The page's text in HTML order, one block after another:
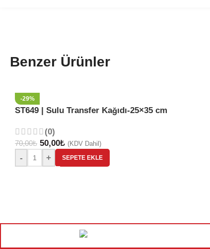
Benzer Ürünler
-29%
ST649 | Sulu Transfer Kağıdı-25×35 cm
(0)
70,00₺ 50,00₺ (KDV Dahil)
- + SEPETE EKLE